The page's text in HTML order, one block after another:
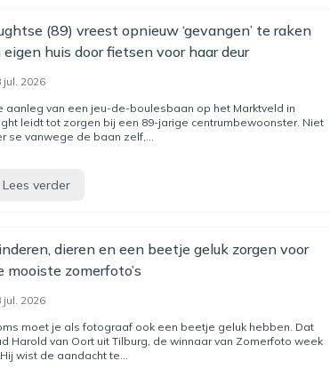
(89) vreest opnieuw ‘gevangen’ te raken
eigen huis door fietsen voor haar deur
jul. 2026
aanleg van een jeu-de-boulesbaan op het Marktveld in
leidt tot zorgen bij een 89-jarige centrumbewoonster. Niet
se vanwege de baan zelf,...
Lees verder
dieren en een beetje geluk zorgen voor
mooiste zomerfoto’s
jul. 2026
moet je als fotograaf ook een beetje geluk hebben. Dat
Harold van Oort uit Tilburg, de winnaar van Zomerfoto week
wist de aandacht te...